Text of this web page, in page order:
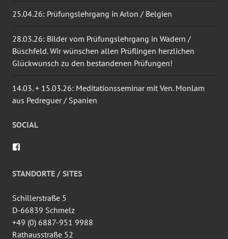
25.04.26: Prüfungslehrgang in Arlon / Belgien
28.03.26: Bilder vom Prüfungslehrgang in Wadern /
Büschfeld. Wir wünschen allen Prüflingen herzlichen
Glückwunsch zu den bestandenen Prüfungen!
14.03. + 15.03.26: Meditationsseminar mit Ven. Monlam
aus Pedreguer / Spanien
SOCIAL
auf
Facebook
STANDORTE / SITES
Schillerstraße 5
D-66839 Schmelz
+49 (0) 6887-951 9988
Rathausstraße 52